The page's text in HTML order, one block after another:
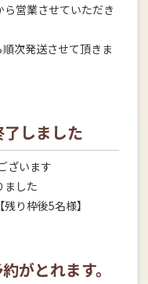
営業させていただき
次発送させて頂きま
しました
ざいます
ました
り枠後5名様】
がとれます。